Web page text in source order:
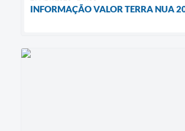
INFORMAÇÃO VALOR TERRA NUA